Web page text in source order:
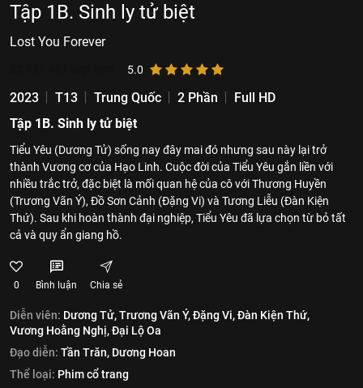
Tập 1B. Sinh ly tử biệt
Lost You Forever
5.0
2023 T13 Trung Quốc 2 Phần
Full HD
Tập 1B. Sinh ly tử biệt
Tiểu Yêu (Dương Tử) sống nay đây mai đó nhưng sau này lại trở
thành Vương cơ của Hạo Linh. Cuộc đời của Tiểu Yêu gắn liền với
nhiều trắc trở, đặc biệt là mối quan hệ của cô với Thương Huyền
(Trương Vãn Ý), Đồ Sơn Cảnh (Đặng Vi) và Tương Liễu (Đàn Kiện
Thứ). Sau khi hoàn thành đại nghiệp, Tiểu Yêu đã lựa chọn từ bỏ tất
cả và quy ẩn giang hồ.
0 Bình luận Chia sẻ
Diễn viên: Dương Tử,Trương Vãn Ý,Đặng Vi,Đàn Kiện Thứ,
Vương Hoằng Nghị,Đại Lộ Oa
Đạo diễn: Tần Trăn, Dương Hoan
Thể loại: Phim cổ trang